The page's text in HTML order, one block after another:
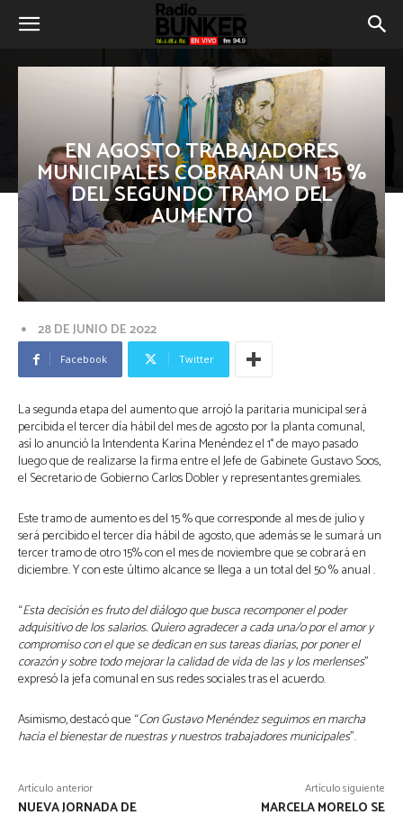
EN AGOSTO TRABAJADORES
MUNICIPALES COBRARÁN UN 15 %
DEL SEGUNDO TRAMO DEL
AUMENTO
28 DE JUNIO DE 2022
Facebook Twitter
La segunda etapa del aumento que arrojó la paritaria municipal será
percibida el tercer día hábil del mes de agosto por la planta comunal,
así lo anunció la Intendenta Karina Menéndez el 1° de mayo pasado
luego que de realizarse la firma entre el Jefe de Gabinete Gustavo Soos,
el Secretario de Gobierno Carlos Dobler y representantes gremiales.
Este tramo de aumento es del 15 % que corresponde al mes de julio y
será percibido el tercer día hábil de agosto, que además se le sumará un
tercer tramo de otro 15% con el mes de noviembre que se cobrará en
diciembre. Y con este último alcance se llega a un total del 50 % anual .
“Esta decisión es fruto del diálogo que busca recomponer el poder
adquisitivo de los salarios. Quiero agradecer a cada una/o por el amor y
compromiso con el que se dedican en sus tareas diarias, por poner el
corazón y sobre todo mejorar la calidad de vida de las y los merlenses”
expresó la jefa comunal en sus redes sociales tras el acuerdo.
Asimismo, destacó que “Con Gustavo Menéndez seguimos en marcha
hacia el bienestar de nuestras y nuestros trabajadores municipales”.
Artículo anterior
NUEVA JORNADA DE
Artículo siguiente
MARCELA MORELO SE